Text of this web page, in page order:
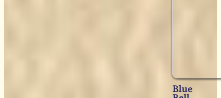
Blue